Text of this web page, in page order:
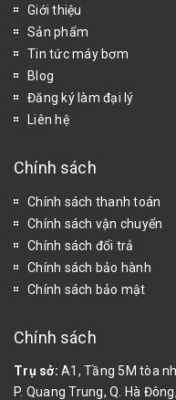
Giới thiệu
Sản phẩm
Tin tức máy bơm
Blog
Đăng ký làm đại lý
Liên hệ
Chính sách
Chính sách thanh toán
Chính sách vận chuyển
Chính sách đổi trả
Chính sách bảo hành
Chính sách bảo mật
Chính sách
Trụ sở: A1, Tầng 5M tòa
P. Quang Trung, Q. Hà